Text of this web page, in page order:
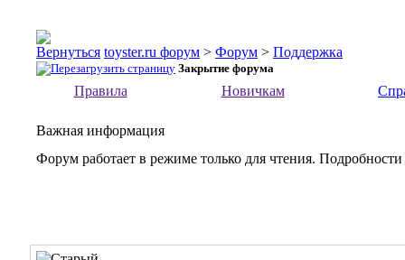
toyster.ru форум > Форум > Поддержка
Закрытие форума
Правила Новичкам
Важная информация
Форум работает в режиме только для чтения.